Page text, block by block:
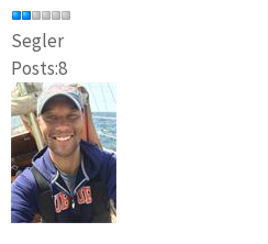
Segler
Posts:8